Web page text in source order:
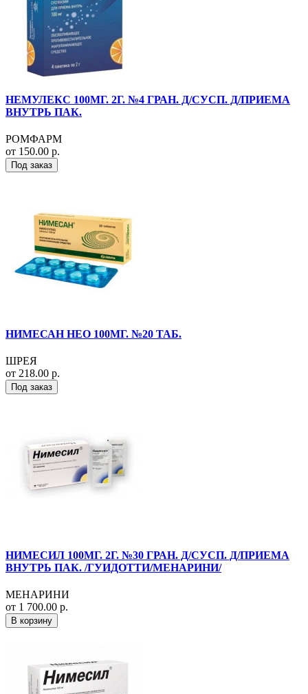
НЕМУЛЕКС 100МГ. 2Г. №4 ГРАН. Д/СУСП. Д/ПРИЕМА
ВНУТРЬ ПАК.
РОМФАРМ
от 150.00 р.
Под заказ
НИМЕСАН НЕО 100МГ. №20 ТАБ.
ШРЕЯ
от 218.00 р.
Под заказ
НИМЕСИЛ 100МГ. 2Г. №30 ГРАН. Д/СУСП. Д/ПРИЕМА
ВНУТРЬ ПАК. /ГУИДОТТИ/МЕНАРИНИ/
МЕНАРИНИ
от 1 700.00 р.
В корзину